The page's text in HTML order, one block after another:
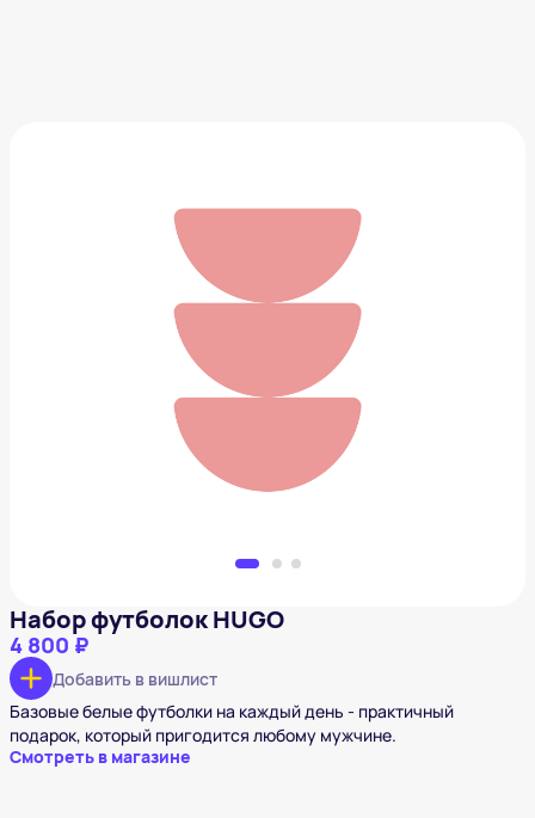
Набор футболок HUGO
Набор футболок HUGO
4 800 ₽
Добавить в вишлист
Базовые белые футболки на каждый день - практичный
подарок, который пригодится любому мужчине.
Смотреть в магазине